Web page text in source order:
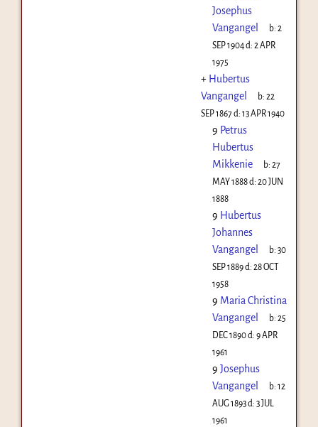
Josephus
Vangangel
b:2
SEP 1904d: 2 APR
1975
+ Hubertus
Vangangel
b:22
SEP 1867d: 13 APR 1940
9 Petrus
Hubertus
Mikkenie
b:27
MAY 1888d: 20 JUN
1888
9 Hubertus
Johannes
Vangangel
b:30
SEP 1889d: 28 OCT
1958
9 Maria Christina
Vangangel
b:25
DEC 1890d: 9 APR
1961
9 Josephus
Vangangel
b:12
AUG 1893d: 3 JUL
1961